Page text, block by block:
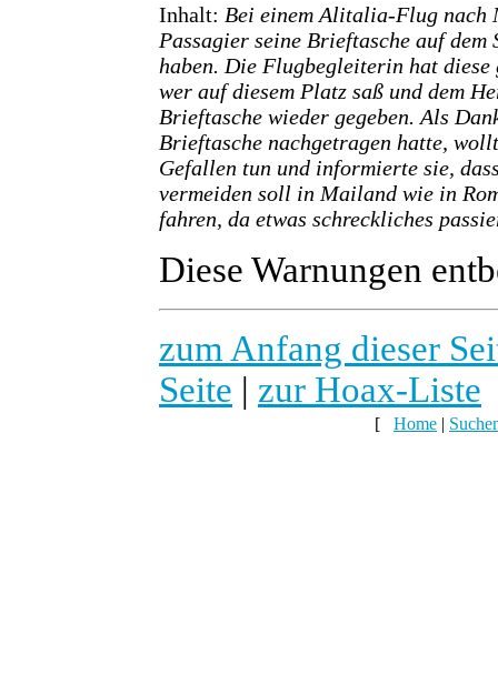
Inhalt: Bei einem Alitalia-Flug nach
Passagier seine Brieftasche auf dem
haben. Die Flugbegleiterin hat diese
wer auf diesem Platz saß und dem
Brieftasche wieder gegeben. Als
Brieftasche nachgetragen hatte,
Gefallen tun und informierte sie,
vermeiden soll in Mailand wie in
fahren, da etwas schreckliches
Diese Warnungen
zum Anfang dieser
Seite | zur Hoax-Liste
[ Home |